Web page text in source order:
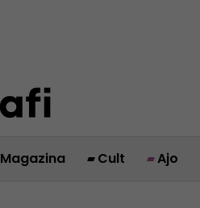
Magazina Cult Ajo